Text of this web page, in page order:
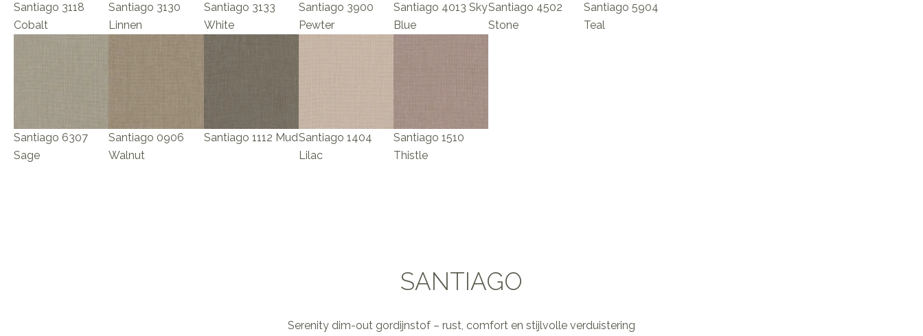
Santiago 3118
Cobalt
Santiago 3130
Linnen
Santiago 3133
White
Santiago 3900
Pewter
Santiago 4013 Sky
Blue
Santiago 4502
Stone
Santiago 5904
Teal
Santiago 6307
Sage
Santiago 0906
Walnut
Santiago 1112 MudSantiago 1404
Lilac
Santiago 1510
Thistle
SANTIAGO
Serenity dim-out gordijnstof – rust, comfort en stijlvolle verduistering